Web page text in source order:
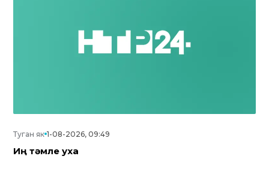
Туган як 1-08-2026, 09:49
Иң тәмле уха